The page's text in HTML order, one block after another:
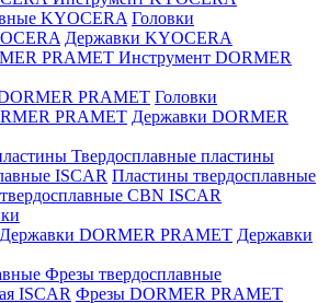
KYOCERA Головки
Державки KYOCERA
Инструмент DORMER
PRAMET Головки
PRAMET Державки DORMER
Твердосплавные пластины
ISCAR Пластины твердосплавные
CBN ISCAR
Державки DORMER PRAMET Державки
Фрезы твердосплавные
ISCAR Фрезы DORMER PRAMET